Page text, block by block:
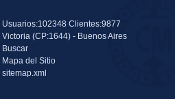
Usuarios:102348 Clientes:9877
Victoria (CP:1644) - Buenos Aires
Buscar
Mapa del Sitio
sitemap.xml